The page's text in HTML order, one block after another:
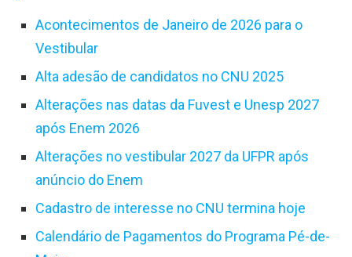
Acontecimentos de Janeiro de 2026 para o
Vestibular
Alta adesão de candidatos no CNU 2025
Alterações nas datas da Fuvest e Unesp 2027
após Enem 2026
Alterações no vestibular 2027 da UFPR após
anúncio do Enem
Cadastro de interesse no CNU termina hoje
Calendário de Pagamentos do Programa Pé-de-